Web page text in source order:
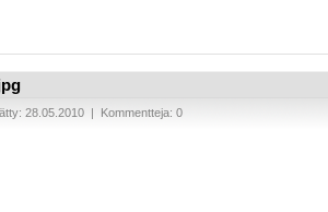
28.05.2010 | Kommentteja: 0